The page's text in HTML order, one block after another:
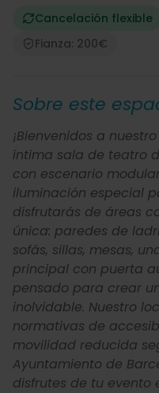
Cancelación flexible
Fianza: 200€
Sobre este
¡Bienvenidos a
íntima sala de teatro
con escenario
iluminación especial
disfrutarás de áreas
única: paredes de
sofás, sillas, mesas,
principal con puerta
pensado para crear
inolvidable. Nuestro
normativas de
movilidad reducida
Ayuntamiento de
disfrutes de tu evento